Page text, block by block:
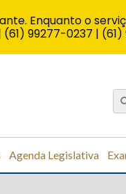
Agenda Legislativa
Enquanto o
(61) 99277-0237 |